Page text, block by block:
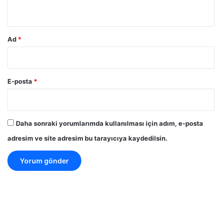
Ad *
E-posta *
Daha sonraki yorumlarımda kullanılması için adım, e-posta
adresim ve site adresim bu tarayıcıya kaydedilsin.